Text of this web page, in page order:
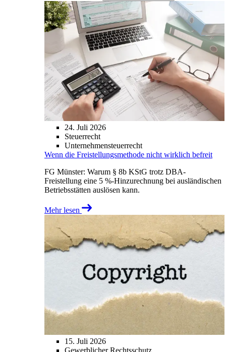
24. Juli 2026
Steuerrecht
Unternehmensteuerrecht
Wenn die Freistellungsmethode nicht wirklich befreit
FG Münster: Warum § 8b KStG trotz DBA-
Freistellung eine 5 %-Hinzurechnung bei ausländischen
Betriebsstätten auslösen kann.
Mehr lesen
15. Juli 2026
Gewerblicher Rechtsschutz